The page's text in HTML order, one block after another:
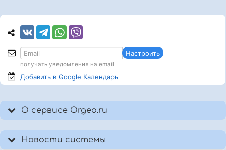
Настроить
получать уведомления на email
Добавить в Google Календарь
О сервисе Orgeo.ru
Новости системы